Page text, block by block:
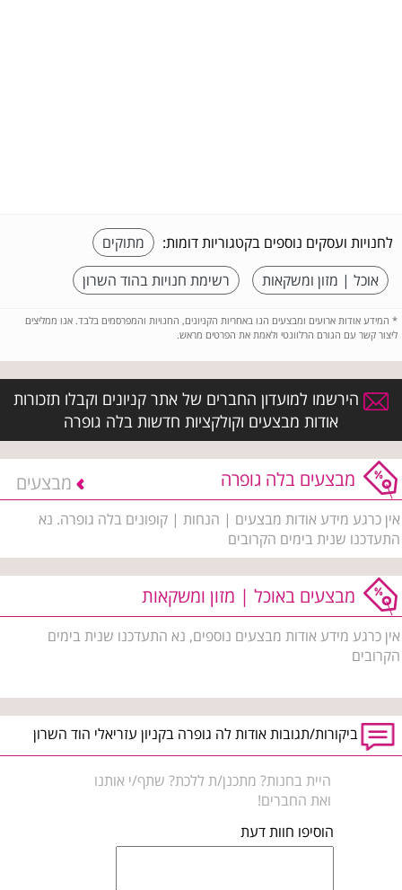
לחנויות ועסקים נוספים בקטגוריות דומות:
מתוקים
אוכל | מזון ומשקאות
רשימת חנויות בהוד השרון
* המידע אודות ארועים ומבצעים הנו באחריות הקניונים, החנויות והמפרסמים בלבד. אנו ממליצים
ליצור קשר עם הגורם הרלוונטי ולאמת את הפרטים מראש.
הירשמו למועדון החברים של אתר קניונים וקבלו תזכורות
אודות מבצעים וקולקציות חדשות בלה גופרה
מבצעים בלה גופרה מבצעים
אין כרגע מידע אודות מבצעים | הנחות | קופונים בלה גופרה. נא
התעדכנו שנית בימים הקרובים
מבצעים באוכל | מזון ומשקאות
אין כרגע מידע אודות מבצעים נוספים, נא התעדכנו שנית בימים
הקרובים
ביקורות/תגובות אודות לה גופרה בקניון עזריאלי הוד השרון
היית בחנות? מתכנן/ת ללכת? שתף/י אותנו
ואת החברים!
הוסיפו חוות דעת